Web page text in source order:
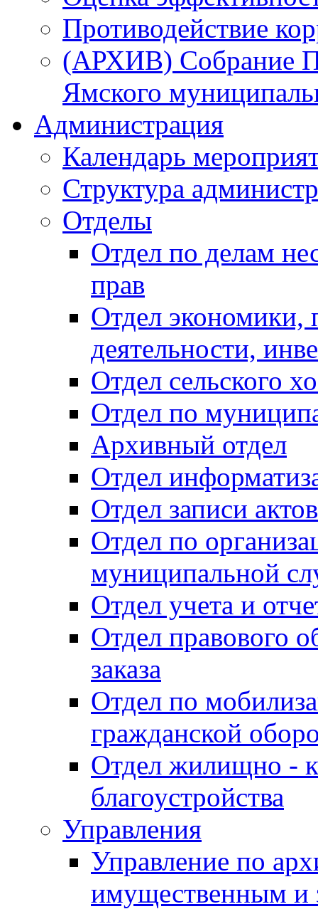
Противодействие
(АРХИВ) Собрание
Ямского
Администрация
Календарь
Структура
Отделы
Отдел по делам
прав
Отдел экономики,
деятельности,
Отдел сельского
Отдел по
Архивный отдел
Отдел
Отдел записи
Отдел по
муниципальной
Отдел учета и
Отдел правового
заказа
Отдел по
гражданской
Отдел жилищно -
благоустройства
Управления
Управление по
имущественным и